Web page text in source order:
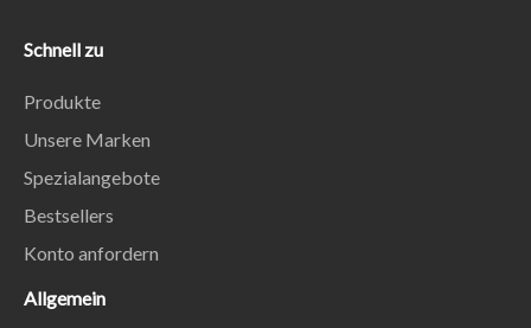
Schnell zu
Produkte
Unsere Marken
Spezialangebote
Bestsellers
Konto anfordern
Allgemein